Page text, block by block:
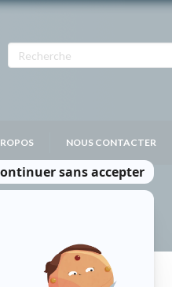
NOUS CONTACTER